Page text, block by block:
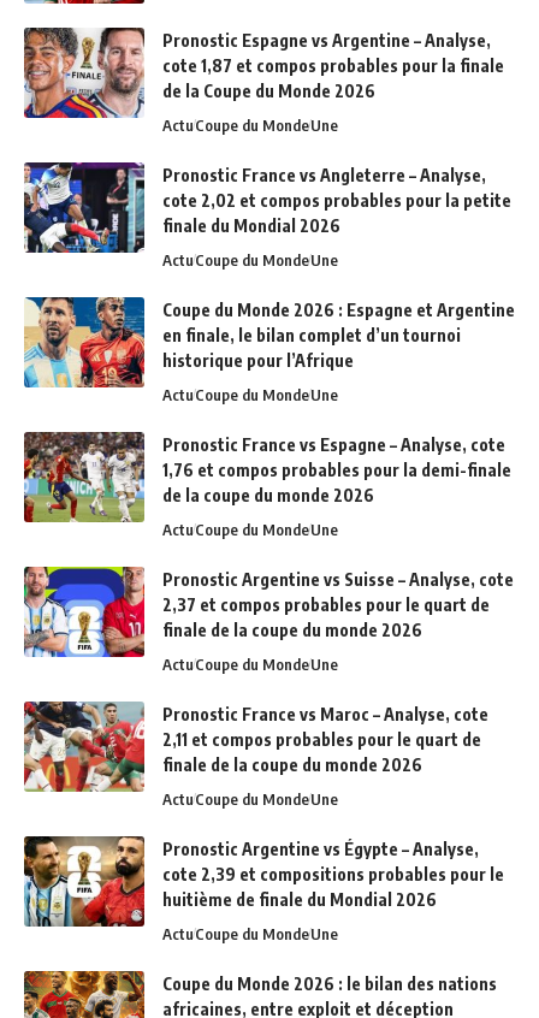
Pronostic Espagne vs Argentine – Analyse,
cote 1,87 et compos probables pour la finale
de la Coupe du Monde 2026
ActuCoupe du MondeUne
Pronostic France vs Angleterre – Analyse,
cote 2,02 et compos probables pour la petite
finale du Mondial 2026
ActuCoupe du MondeUne
Coupe du Monde 2026 : Espagne et Argentine
en finale, le bilan complet d’un tournoi
historique pour l’Afrique
ActuCoupe du MondeUne
Pronostic France vs Espagne – Analyse, cote
1,76 et compos probables pour la demi-finale
de la coupe du monde 2026
ActuCoupe du MondeUne
Pronostic Argentine vs Suisse – Analyse, cote
2,37 et compos probables pour le quart de
finale de la coupe du monde 2026
ActuCoupe du MondeUne
Pronostic France vs Maroc – Analyse, cote
2,11 et compos probables pour le quart de
finale de la coupe du monde 2026
ActuCoupe du MondeUne
Pronostic Argentine vs Égypte – Analyse,
cote 2,39 et compositions probables pour le
huitième de finale du Mondial 2026
ActuCoupe du MondeUne
Coupe du Monde 2026 : le bilan des nations
africaines, entre exploit et déception